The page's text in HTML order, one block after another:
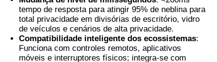
tempo de resposta para atingir 95% de neblina para
total privacidade em divisórias de escritório, vidro
de veículos e cenários de alta privacidade.
Compatibilidade inteligente dos ecossistemas:
Funciona com controles remotos, aplicativos
móveis e interruptores físicos; integra-se com